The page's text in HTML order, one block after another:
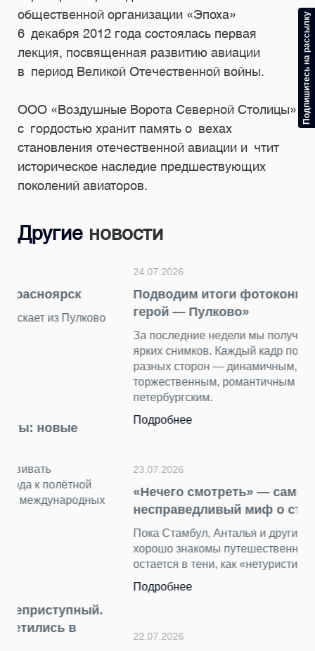
общественной организации «Эпоха»
6 декабря 2012 года состоялась первая
лекция, посвященная развитию авиации
в период Великой Отечественной войны.
ООО «Воздушные Ворота Северной Столицы»
с гордостью хранит память о вехах
становления отечественной авиации и чтит
историческое наследие предшествующих
поколений авиаторов.
Другие новости
Подводим итоги фотоконкурса «Главный
герой — Пулково»
За последние недели мы получили от вас десятки
ярких снимков. Каждый кадр показал аэропорт с
разных сторон — динамичным, уютным, строгим и
торжественным, романтичным и очень
23.07.2026
«Нечего смотреть» — самый
несправедливый миф о столице Турции
Пока Стамбул, Анталья и другие курортные города
хорошо знакомы путешественникам, Анкара
остается в тени, как «нетуристическая» столица.
Подпишитесь на рассылку